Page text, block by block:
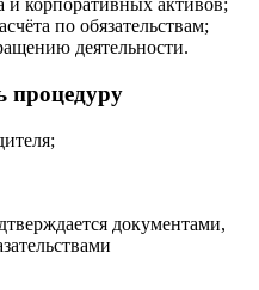
и корпоративных активов;
по обязательствам;
деятельности.
процедуру
документами,